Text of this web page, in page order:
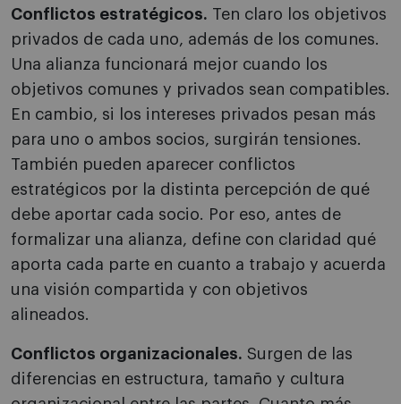
Conflictos estratégicos. Ten claro los objetivos
privados de cada uno, además de los comunes.
Una alianza funcionará mejor cuando los
objetivos comunes y privados sean compatibles.
En cambio, si los intereses privados pesan más
para uno o ambos socios, surgirán tensiones.
También pueden aparecer conflictos
estratégicos por la distinta percepción de qué
debe aportar cada socio. Por eso, antes de
formalizar una alianza, define con claridad qué
aporta cada parte en cuanto a trabajo y acuerda
una visión compartida y con objetivos
alineados.
Conflictos organizacionales. Surgen de las
diferencias en estructura, tamaño y cultura